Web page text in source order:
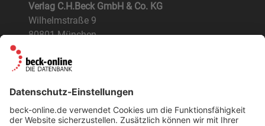
Verlag C.H.Beck GmbH & Co. KG
Wilhelmstraße 9
80801 München
Der Verlag
Nachhaltigkeit
NÜTZLICHES
FAQs